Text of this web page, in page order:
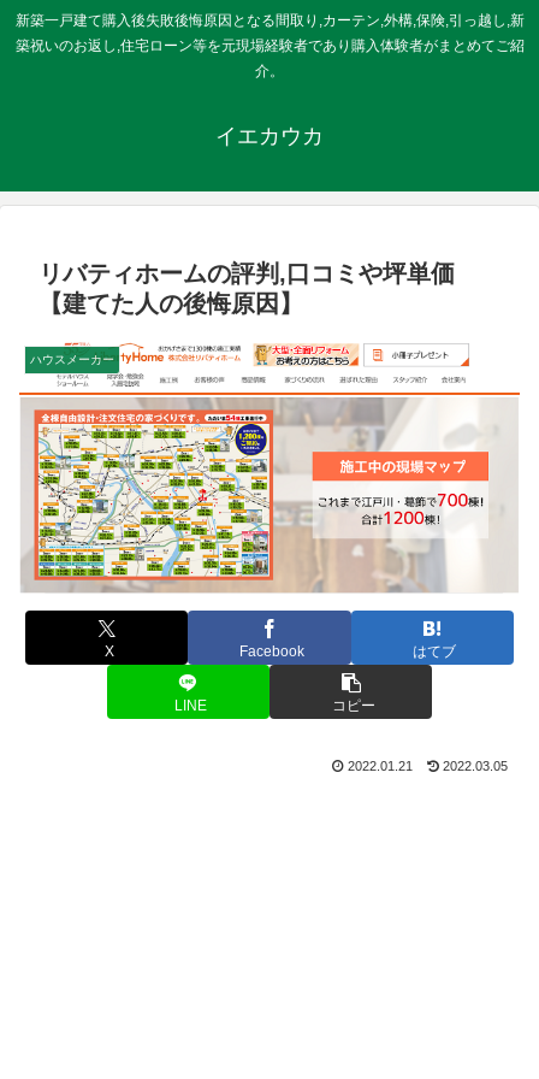
新築一戸建て購入後失敗後悔原因となる間取り,カーテン,外構,保険,引っ越し,新
築祝いのお返し,住宅ローン等を元現場経験者であり購入体験者がまとめてご紹
介。
イエカウカ
リバティホームの評判,口コミや坪単価
【建てた人の後悔原因】
ハウスメーカー
X Facebook はてブ
LINE コピー
2022.01.21 2022.03.05